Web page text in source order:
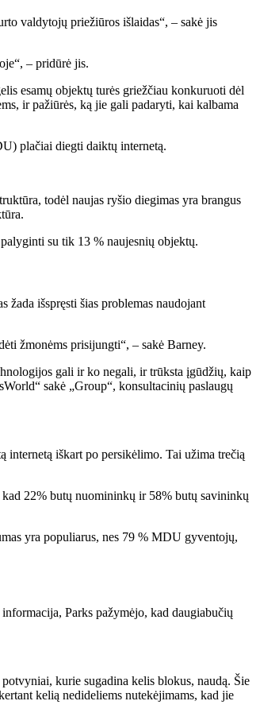
valdytojų priežiūros išlaidas“, – sakė jis
– pridūrė jis.
esamų objektų turės griežčiau konkuruoti dėl
ir pažiūrės, ką jie gali padaryti, kai kalbama
plačiai diegti daiktų internetą.
todėl naujas ryšio diegimas yra brangus
su tik 13 % naujesnių objektų.
išspręsti šias problemas naudojant
žmonėms prisijungti“, – sakė Barney.
gali ir ko negali, ir trūksta įgūdžių, kaip
sakė „Group“, konsultacinių paslaugų
internetą iškart po persikėlimo. Tai užima trečią
22% butų nuomininkų ir 58% butų savininkų
yra populiarus, nes 79 % MDU gyventojų,
Parks pažymėjo, kad daugiabučių
kurie sugadina kelis blokus, naudą. Šie
kelią nedideliems nutekėjimams, kad jie